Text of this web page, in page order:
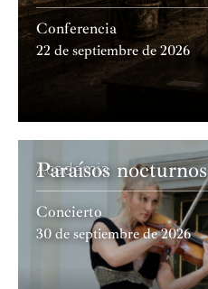
Conferencia
22 de septiembre de 2026
Academia
Paraísos nocturnos
Concierto
30 de septiembre de 2026